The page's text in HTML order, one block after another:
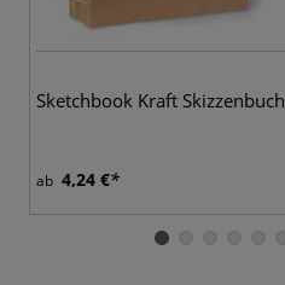
Sketchbook Kraft Skizzenbuch
ab 4,24 €